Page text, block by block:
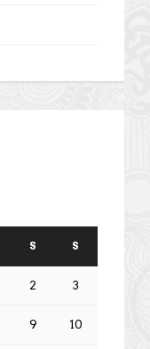
S S
2 3
9 10